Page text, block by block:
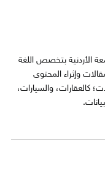
الأردنية بتخصص اللغة
وإثراء المحتوى
كالعقارات، والسيارات،